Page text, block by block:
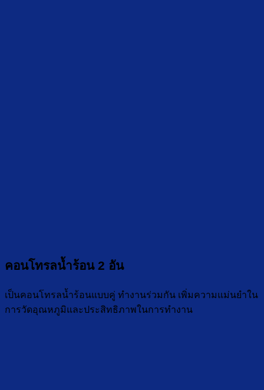
คอนโทรลน้ำร้อน 2 อัน
เป็นคอนโทรลน้ำร้อนแบบคู่ ทำงานร่วมกัน เพิ่มความแม่นยำใน
การวัดอุณหภูมิและประสิทธิภาพในการทำงาน